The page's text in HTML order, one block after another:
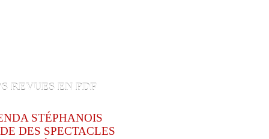
REVUES EN PDF
STÉPHANOIS
DES SPECTACLES